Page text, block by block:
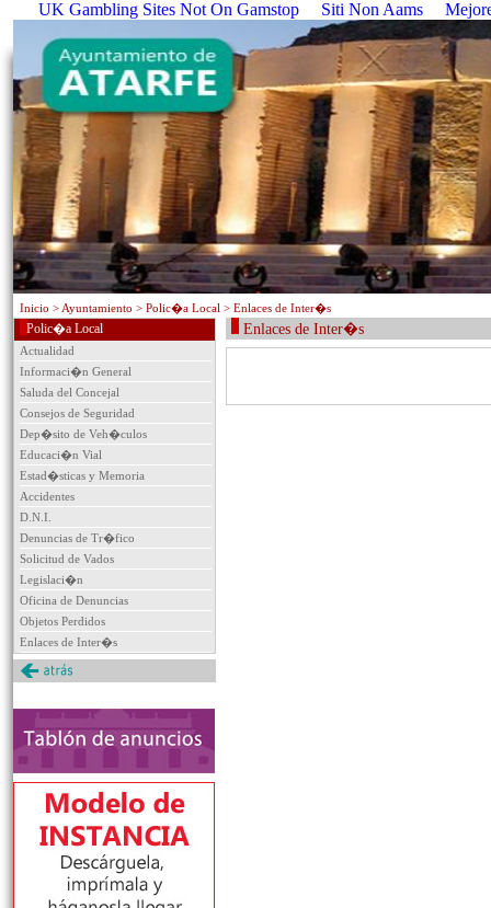
UK Gambling Sites Not On Gamstop Siti Non Aams
Inicio > Ayuntamiento > Polic�a Local > Enlaces de Inter�s
Polic�a Local
Actualidad
Informaci�n General
Saluda del Concejal
Consejos de Seguridad
Dep�sito de Veh�culos
Educaci�n Vial
Estad�sticas y Memoria
Accidentes
D.N.I.
Denuncias de Tr�fico
Solicitud de Vados
Legislaci�n
Oficina de Denuncias
Objetos Perdidos
Enlaces de Inter�s
Enlaces de Inter�s